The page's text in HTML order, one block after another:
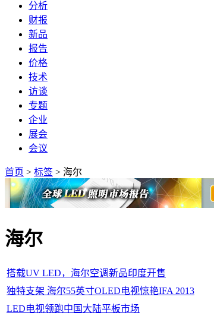
分析
财报
新品
报告
价格
技术
访谈
专题
企业
展会
会议
首页 > 标签 > 海尔
海尔
搭载UV LED，​海尔空调新品印度开售
独特支架 海尔55英寸OLED电视惊艳IFA 2013
LED电视领跑中国大陆平板市场